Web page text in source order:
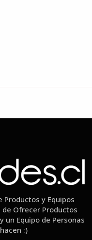
Productos y Equipos
de Ofrecer Productos
un Equipo de Personas
:)